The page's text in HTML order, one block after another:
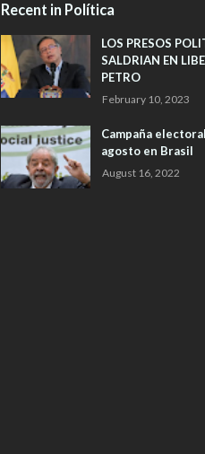
Recent in Política
LOS PRESOS
SALDRIAN EN
PETRO
February 10, 2023
Campaña
agosto en Brasil
August 16, 2022